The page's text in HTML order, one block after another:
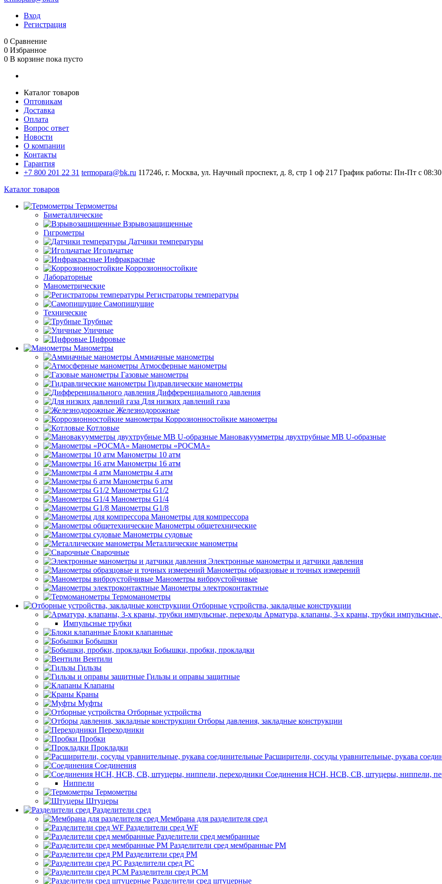
Вход
Регистрация
0 Сравнение
0 Избранное
0 В корзине пока пусто
Каталог товаров
Оптовикам
Доставка
Оплата
Вопрос ответ
Новости
О компании
Контакты
Гарантия
+7 800 201 22 31 termopara@bk.ru 117246, г. Москва, ул. Научный проспект, д. 8, стр 1 оф 217 График работы: Пн‑Пт с
Каталог товаров
Термометры
Биметаллические
Взрывозащищенные
Гигрометры
Датчики температуры
Игольчатые
Инфракрасные
Коррозионностойкие
Лабораторные
Манометрические
Регистраторы температуры
Самопишущие
Технические
Трубные
Уличные
Цифровые
Манометры
Аммиачные манометры
Атмосферные манометры
Газовые манометры
Гидравлические манометры
Дифференциального давления
Для низких давлений газа
Железнодорожные
Коррозионностойкие манометры
Котловые
Мановакуумметры двухтрубные МВ U-образные
Манометры «РОСМА»
Манометры 10 атм
Манометры 16 атм
Манометры 4 атм
Манометры 6 атм
Манометры G1/2
Манометры G1/4
Манометры G1/8
Манометры для компрессора
Манометры общетехнические
Манометры судовые
Металлические манометры
Сварочные
Электронные манометры и датчики давления
Манометры образцовые и точных измерений
Манометры виброустойчивые
Манометры электроконтактные
Термоманометры
Отборные устройства, закладные конструкции
Арматура, клапаны, 3-х краны, трубки импульсные,
Импульсные трубки
Блоки клапанные
Бобышки
Бобышки, пробки, прокладки
Вентили
Гильзы
Гильзы и оправы защитные
Клапаны
Краны
Муфты
Отборные устройства
Отборы давления, закладные конструкции
Переходники
Пробки
Прокладки
Расширители, сосуды уравнительные, рукава
Соединения
Соединения НСН, НСВ, СВ, штуцеры, ниппели,
Ниппели
Термометры
Штуцеры
Разделители сред
Мембрана для разделителя сред
Разделители сред WF
Разделители сред мембранные
Разделители сред мембранные РМ
Разделители сред РМ
Разделители сред РС
Разделители сред РСМ
Разделители сред штуцерные